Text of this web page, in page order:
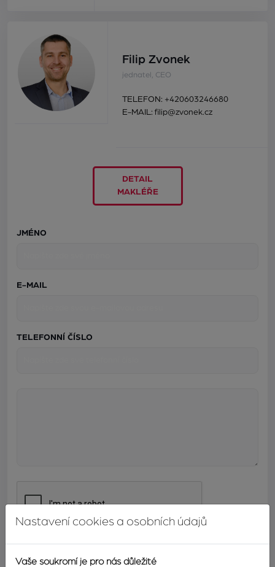
Filip Zvonek
jednatel, CEO
TELEFON: +420603246680
E-MAIL: filip@zvonek.cz
DETAIL
MAKLÉŘE
JMÉNO
E-MAIL
TELEFONNÍ ČÍSLO
ODESLAT
Nastavení cookies a osobních údajů
Vaše soukromí je pro nás důležité